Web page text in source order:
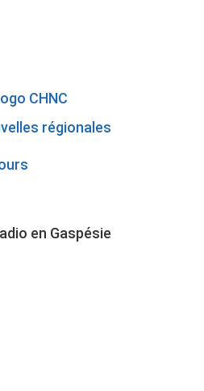
régionales